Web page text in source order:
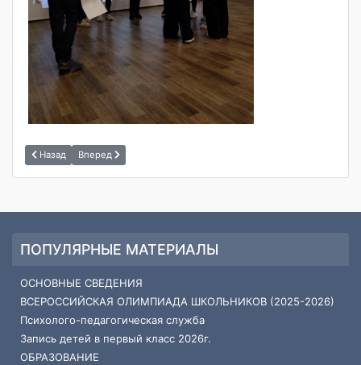
Назад Вперед
ПОПУЛЯРНЫЕ МАТЕРИАЛЫ
ОСНОВНЫЕ СВЕДЕНИЯ
ВСЕРОССИЙСКАЯ ОЛИМПИАДА ШКОЛЬНИКОВ (2025-2026)
Психолого-педагогическая служба
Запись детей в первый класс 2026г.
ОБРАЗОВАНИЕ